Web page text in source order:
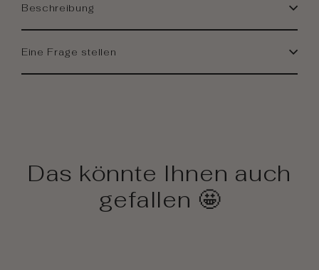
Beschreibung
Eine Frage stellen
Das könnte Ihnen auch
gefallen 🤩